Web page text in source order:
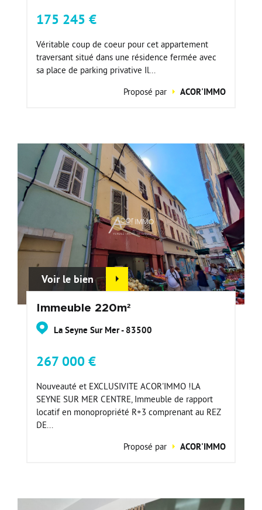
175 245 €
Véritable coup de coeur pour cet appartement
traversant situé dans une résidence fermée avec
sa place de parking privative Il...
Proposé par
ACOR'IMMO
Voir le bien
Immeuble 220m²
La Seyne Sur Mer - 83500
267 000 €
Nouveauté et EXCLUSIVITE ACOR'IMMO !LA
SEYNE SUR MER CENTRE, Immeuble de rapport
locatif en monopropriété R+3 comprenant au REZ
DE...
Proposé par
ACOR'IMMO